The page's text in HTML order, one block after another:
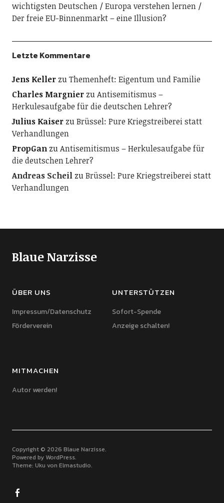
wichtigsten Deutschen
Europa verstehen lernen
Der freie EU-Binnenmarkt – eine Illusion?
Letzte Kommentare
Jens KellerzuThemenheft: Eigentum und Familie
Charles MargnierzuAntisemitismus –
Herkulesaufgabe für die deutschen Lehrer?
Julius KaiserzuBrüssel: Pure Kriegstreiberei statt
Verhandlungen
PropGanzuAntisemitismus – Herkulesaufgabe für
die deutschen Lehrer?
Andreas ScheilzuBrüssel: Pure Kriegstreiberei statt
Verhandlungen
Blaue Narzisse
ÜBER UNS
Impressum/Datenschutz
Förderverein
UNTERSTÜTZEN
Sofort-Spende
Anzeige schalten!
MITMACHEN
Autor werden!
Copyright © 2026 Blaue Narzisse
Powered by WordPress
Theme: Uku von Elmastudio